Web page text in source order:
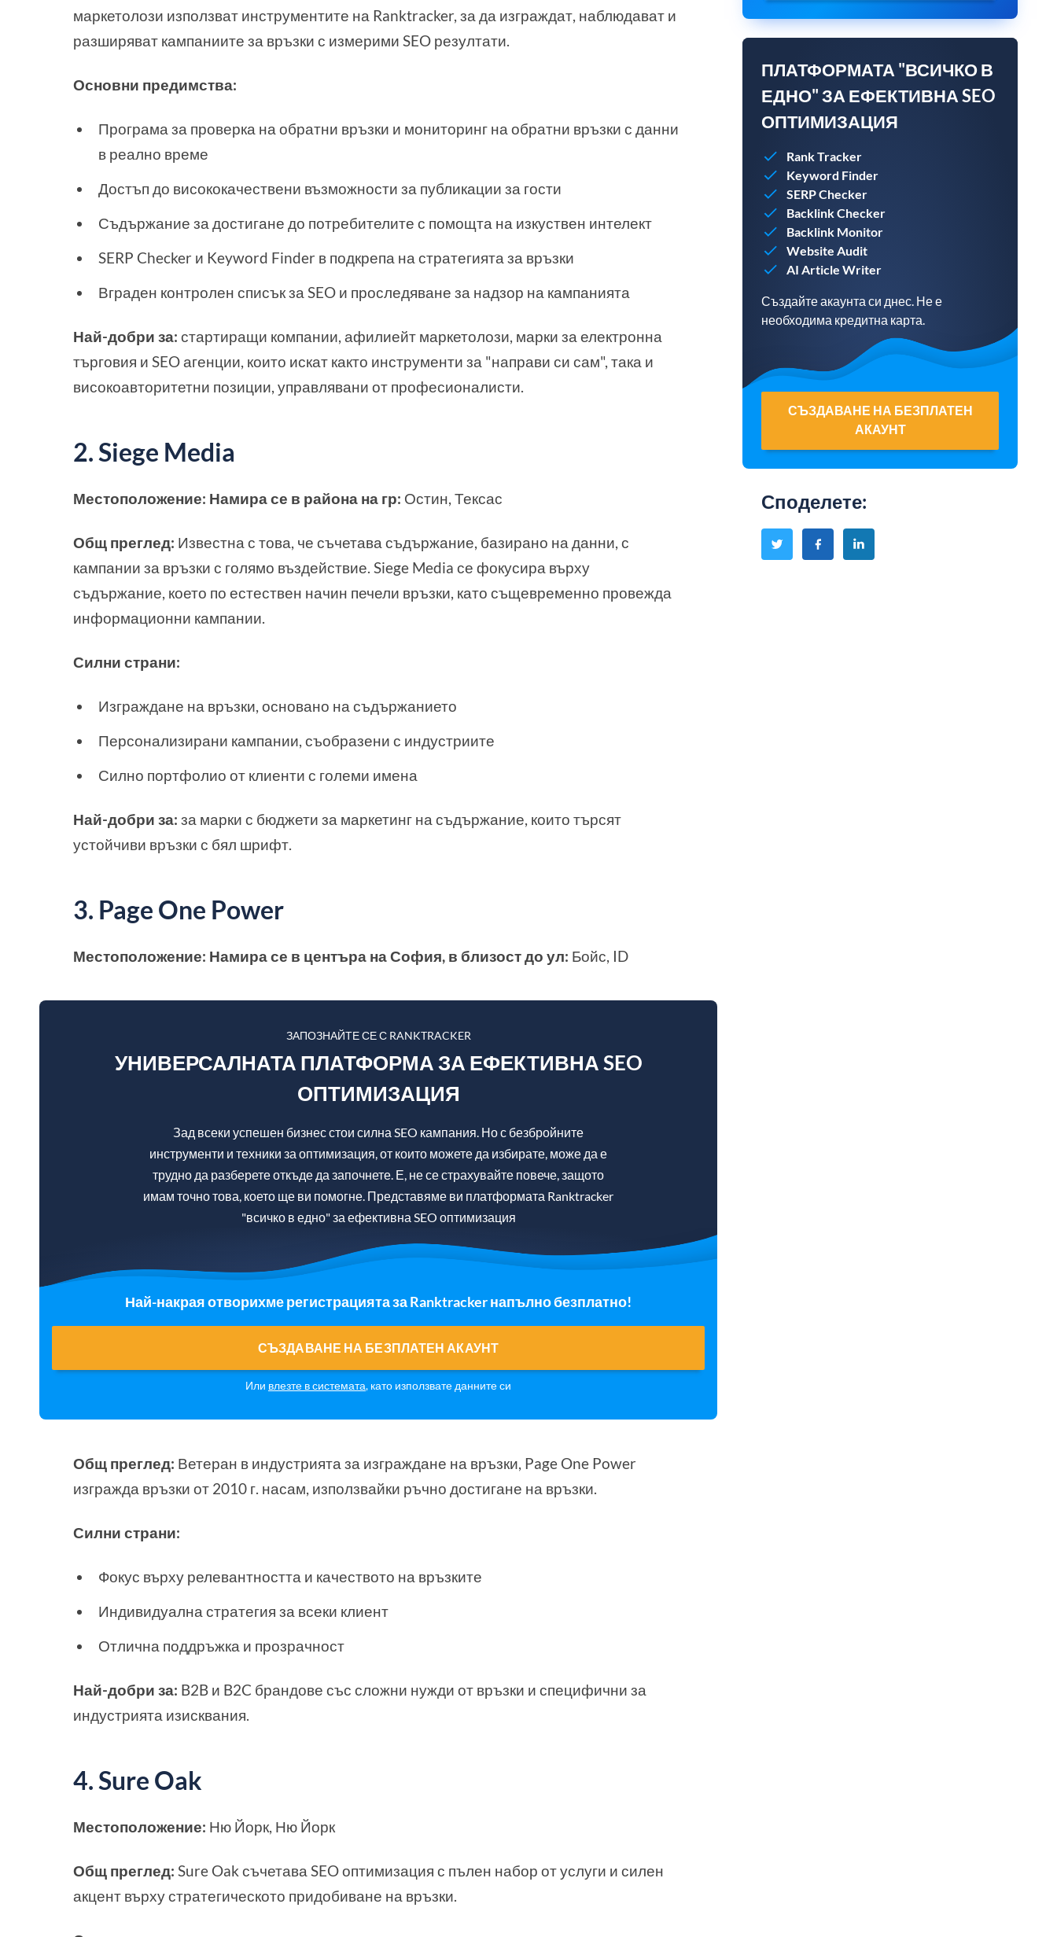
маркетолози използват инструментите на Ranktracker, за да изграждат, наблюдават и
разширяват кампаниите за връзки с измерими SEO резултати.
Основни предимства:
Програма за проверка на обратни връзки и мониторинг на обратни връзки с данни
в реално време
Достъп до висококачествени възможности за публикации за гости
Съдържание за достигане до потребителите с помощта на изкуствен интелект
SERP Checker и Keyword Finder в подкрепа на стратегията за връзки
Вграден контролен списък за SEO и проследяване за надзор на кампанията
Най-добри за: стартиращи компании, афилиейт маркетолози, марки за електронна
търговия и SEO агенции, които искат както инструменти за "направи си сам", така и
високоавторитетни позиции, управлявани от професионалисти.
2. Siege Media
Местоположение: Намира се в района на гр: Остин, Тексас
Общ преглед: Известна с това, че съчетава съдържание, базирано на данни, с
кампании за връзки с голямо въздействие. Siege Media се фокусира върху
съдържание, което по естествен начин печели връзки, като същевременно провежда
информационни кампании.
Силни страни:
Изграждане на връзки, основано на съдържанието
Персонализирани кампании, съобразени с индустриите
Силно портфолио от клиенти с големи имена
Най-добри за: за марки с бюджети за маркетинг на съдържание, които търсят
устойчиви връзки с бял шрифт.
3. Page One Power
Местоположение: Намира се в центъра на София, в близост до ул: Бойс, ID
ЗАПОЗНАЙТЕ СЕ С RANKTRACKER
УНИВЕРСАЛНАТА ПЛАТФОРМА ЗА ЕФЕКТИВНА SEO
ОПТИМИЗАЦИЯ
Зад всеки успешен бизнес стои силна SEO кампания. Но с безбройните
инструменти и техники за оптимизация, от които можете да избирате, може да е
трудно да разберете откъде да започнете. Е, не се страхувайте повече, защото
имам точно това, което ще ви помогне. Представяме ви платформата Ranktracker
"всичко в едно" за ефективна SEO оптимизация
Най-накрая отворихме регистрацията за Ranktracker напълно безплатно!
СЪЗДАВАНЕ НА БЕЗПЛАТЕН АКАУНТ
Или влезте в системата, като използвате данните си
Общ преглед: Ветеран в индустрията за изграждане на връзки, Page One Power
изгражда връзки от 2010 г. насам, използвайки ръчно достигане на връзки.
Силни страни:
Фокус върху релевантността и качеството на връзките
Индивидуална стратегия за всеки клиент
Отлична поддръжка и прозрачност
Най-добри за: B2B и B2C брандове със сложни нужди от връзки и специфични за
индустрията изисквания.
4. Sure Oak
Местоположение: Ню Йорк, Ню Йорк
Общ преглед: Sure Oak съчетава SEO оптимизация с пълен набор от услуги и силен
акцент върху стратегическото придобиване на връзки.
ПЛАТФОРМАТА "ВСИЧКО В
ЕДНО" ЗА ЕФЕКТИВНА SEO
ОПТИМИЗАЦИЯ
Rank Tracker
Keyword Finder
SERP Checker
Backlink Checker
Backlink Monitor
Website Audit
AI Article Writer
Създайте акаунта си днес. Не е
необходима кредитна карта.
СЪЗДАВАНЕ НА БЕЗПЛАТЕН
АКАУНТ
Споделете: